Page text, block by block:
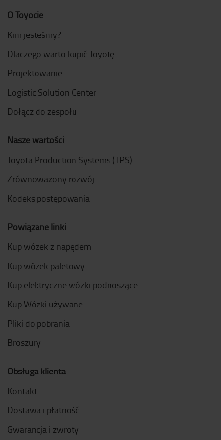
O Toyocie
Kim jesteśmy?
Dlaczego warto kupić Toyotę
Projektowanie
Logistic Solution Center
Dołącz do zespołu
Nasze wartości
Toyota Production Systems (TPS)
Zrównoważony rozwój
Kodeks postępowania
Powiązane linki
Kup wózek z napędem
Kup wózek paletowy
Kup elektryczne wózki podnoszące
Kup Wózki używane
Pliki do pobrania
Broszury
Obsługa klienta
Kontakt
Dostawa i płatność
Gwarancja i zwroty